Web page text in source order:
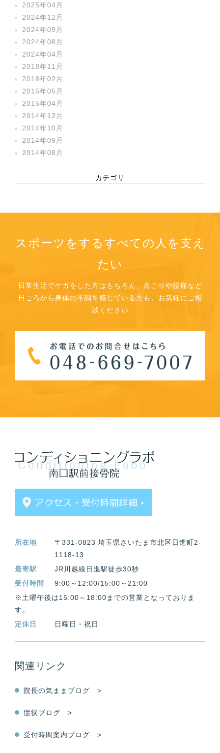
2025年04月
2024年12月
2024年09月
2024年08月
2024年04月
2018年11月
2018年02月
2015年05月
2015年04月
2014年12月
2014年10月
2014年09月
2014年08月
カテゴリ
スポーツをするすべての人を支え
たい
日常生活でケガをした方はもちろん、肩こりや腰痛など
日ごろから身体の不調を感じている方も、お気軽にご相
談ください
所在地
〒331-0823 埼玉県さいたま市北区日進町2-
1118-13
最寄駅
JR川越線日進駅徒歩30秒
受付時間
9:00～12:00/15:00～21:00
※土曜午後は15:00～18:00までの営業となっておりま
す。
定休日
日曜日・祝日
関連リンク
院長の気ままブログ >
症状ブログ >
受付時間案内ブログ >